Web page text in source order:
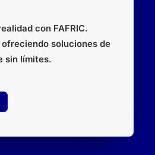
con FAFRIC.
ofreciendo soluciones de
sin límites.